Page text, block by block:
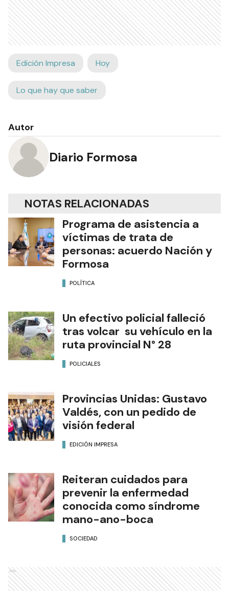
Edición Impresa Hoy
Lo que hay que saber
Autor
Diario Formosa
NOTAS RELACIONADAS
Programa de asistencia a
víctimas de trata de
personas: acuerdo Nación y
Formosa
POLÍTICA
Un efectivo policial falleció
tras volcar su vehículo en la
ruta provincial N° 28
POLICIALES
Provincias Unidas: Gustavo
Valdés, con un pedido de
visión federal
EDICIÓN IMPRESA
Reiteran cuidados para
prevenir la enfermedad
conocida como síndrome
mano-ano-boca
SOCIEDAD
Ads